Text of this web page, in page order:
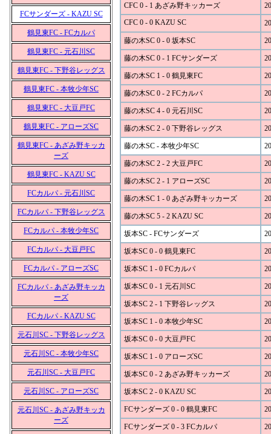
FCサンダーズ - KAZU SC
鶴見東FC - FCカルパ
鶴見東FC - 元石川SC
鶴見東FC - 下野谷レッグス
鶴見東FC - 本牧少年SC
鶴見東FC - 大豆戸FC
鶴見東FC - アローズSC
鶴見東FC - あざみ野キッカ
ーズ
鶴見東FC - KAZU SC
FCカルパ - 元石川SC
FCカルパ - 下野谷レッグス
FCカルパ - 本牧少年SC
FCカルパ - 大豆戸FC
FCカルパ - アローズSC
FCカルパ - あざみ野キッカ
ーズ
FCカルパ - KAZU SC
元石川SC - 下野谷レッグス
元石川SC - 本牧少年SC
元石川SC - 大豆戸FC
元石川SC - アローズSC
元石川SC - あざみ野キッカ
ーズ
CFC 0 - 1 あざみ野キッカーズ
CFC 0 - 0 KAZU SC
藤の木SC 0 - 0 坂本SC
藤の木SC 0 - 1 FCサンダーズ
藤の木SC 1 - 0 鶴見東FC
藤の木SC 0 - 2 FCカルパ
藤の木SC 4 - 0 元石川SC
藤の木SC 2 - 0 下野谷レッグス
藤の木SC - 本牧少年SC
藤の木SC 2 - 2 大豆戸FC
藤の木SC 2 - 1 アローズSC
藤の木SC 1 - 0 あざみ野キッカーズ
藤の木SC 5 - 2 KAZU SC
坂本SC - FCサンダーズ
坂本SC 0 - 0 鶴見東FC
坂本SC 1 - 0 FCカルパ
坂本SC 0 - 1 元石川SC
坂本SC 2 - 1 下野谷レッグス
坂本SC 1 - 0 本牧少年SC
坂本SC 0 - 0 大豆戸FC
坂本SC 1 - 0 アローズSC
坂本SC 0 - 2 あざみ野キッカーズ
坂本SC 2 - 0 KAZU SC
FCサンダーズ 0 - 0 鶴見東FC
FCサンダーズ 0 - 3 FCカルパ